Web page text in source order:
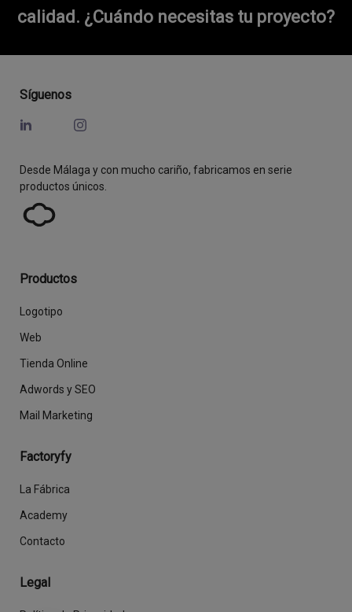
calidad. ¿Cuándo necesitas tu proyecto?
Síguenos
Desde Málaga y con mucho cariño, fabricamos en serie
productos únicos.
Productos
Logotipo
Web
Tienda Online
Adwords y SEO
Mail Marketing
Factoryfy
La Fábrica
Academy
Contacto
Legal